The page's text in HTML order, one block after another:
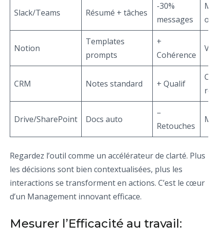
Slack/Teams Résumé + tâches
-30%
messages
Notion
Templates
prompts
+
Cohérence
CRM Notes standard + Qualif
Drive/SharePoint Docs auto
–
Retouches
Regardez l’outil comme un accélérateur de clarté. Plus
les décisions sont bien contextualisées, plus les
interactions se transforment en actions. C’est le cœur
d’un Management innovant efficace.
Mesurer l’Efficacité au travail: